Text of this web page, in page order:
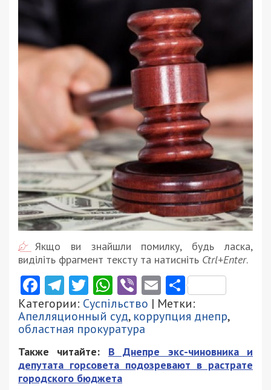
Якщо ви знайшли помилку, будь ласка,
виділіть фрагмент тексту та натисніть Ctrl+Enter.
Facebook
Telegram
Twitter
WhatsApp
ViberEmail
Категории: Суспільство | Метки:
Апелляционный суд, коррупция днепр,
областная прокуратура
Также читайте: В Днепре экс-чиновника и
депутата горсовета подозревают в растрате
городского бюджета